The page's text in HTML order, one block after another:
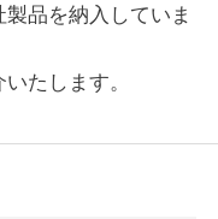
品を納入していま
たします。